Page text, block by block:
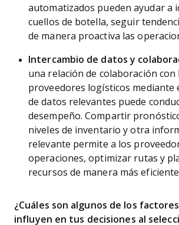
automatizados pueden ayudar a
cuellos de botella, seguir
de manera proactiva las
Intercambio de datos y
una relación de colaboración con
proveedores logísticos mediante
de datos relevantes puede
desempeño. Compartir
niveles de inventario y otra
relevante permite a los
operaciones, optimizar rutas y
recursos de manera más
¿Cuáles son algunos de los
influyen en tus decisiones al